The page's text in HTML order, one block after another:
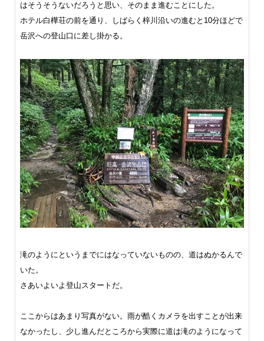
はそうそうないだろうと思い、そのまま進むことにした。
ホテル白樺荘の前を通り、しばらく梓川沿いの進むと10分ほどで
岳沢への登山口に差し掛かる。
滝のようにというまでにはなっていないものの、道はぬかるんで
いた。
さあいよいよ登山スタートだ。
ここからはあまり写真がない。雨が酷くカメラを出すことが出来
なかったし、少し進んだところから実際に道は滝のようになって